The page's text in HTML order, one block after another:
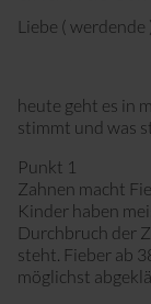
Sport mit
Liebe ( werdende
heute geht es in
stimmt und was
Punkt 1
Zahnen macht
Kinder haben
Durchbruch der
steht. Fieber ab
möglichst